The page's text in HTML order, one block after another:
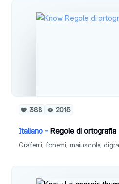
388 2015
Italiano - Regole di ortografia